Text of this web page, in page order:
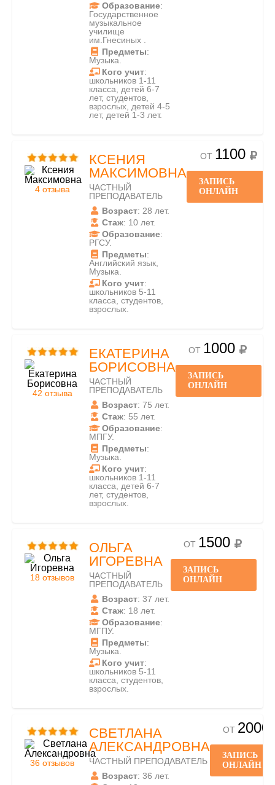
Образование:
Государственное
музыкальное
училище
им.Гнесиных .
Предметы:
Музыка.
Кого учит:
школьников 1-11
класса, детей 6-7
лет, студентов,
взрослых, детей 4-5
лет, детей 1-3 лет.
4 отзыва
КСЕНИЯ
МАКСИМОВНА
ЧАСТНЫЙ
ПРЕПОДАВАТЕЛЬ
Возраст: 28 лет.
Стаж: 10 лет.
Образование:
РГСУ.
Предметы:
Английский язык,
Музыка.
Кого учит:
школьников 5-11
класса, студентов,
взрослых.
ОТ 1100
ЗАПИСЬ
ОНЛАЙН
42 отзыва
ЕКАТЕРИНА
БОРИСОВНА
ЧАСТНЫЙ
ПРЕПОДАВАТЕЛЬ
Возраст: 75 лет.
Стаж: 55 лет.
Образование:
МПГУ.
Предметы:
Музыка.
Кого учит:
школьников 1-11
класса, детей 6-7
лет, студентов,
взрослых.
ОТ 1000
ЗАПИСЬ
ОНЛАЙН
18 отзывов
ОЛЬГА
ИГОРЕВНА
ЧАСТНЫЙ
ПРЕПОДАВАТЕЛЬ
Возраст: 37 лет.
Стаж: 18 лет.
Образование:
МГПУ.
Предметы:
Музыка.
Кого учит:
школьников 5-11
класса, студентов,
взрослых.
ОТ 1500
ЗАПИСЬ
ОНЛАЙН
36 отзывов
СВЕТЛАНА
АЛЕКСАНДРОВНА
ЧАСТНЫЙ ПРЕПОДАВАТЕЛЬ
Возраст: 36 лет.
ОТ 2000
ЗАПИСЬ
ОНЛАЙН